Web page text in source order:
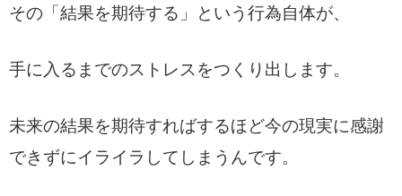
その「結果を期待する」という行為自体が、
手に入るまでのストレスをつくり出します。
未来の結果を期待すればするほど今の現実に感謝
できずにイライラしてしまうんです。